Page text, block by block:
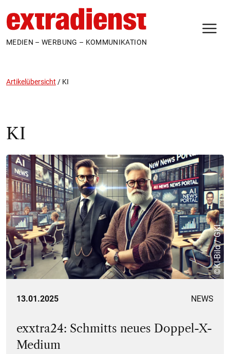
MEDIEN – WERBUNG – KOMMUNIKATION
Artikelübersicht / KI
KI
©KI-Bild / GKI
13.01.2025 NEWS
exxtra24: Schmitts neues Doppel-X-
Medium